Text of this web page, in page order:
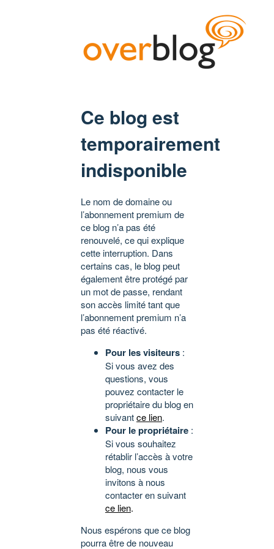
Ce blog est
temporairement
indisponible
Le nom de domaine ou
l’abonnement premium de
ce blog n’a pas été
renouvelé, ce qui explique
cette interruption. Dans
certains cas, le blog peut
également être protégé par
un mot de passe, rendant
son accès limité tant que
l’abonnement premium n’a
pas été réactivé.
Pour les visiteurs :
Si vous avez des
questions, vous
pouvez contacter le
propriétaire du blog en
suivantce lien.
Pour le propriétaire :
Si vous souhaitez
rétablir l’accès à votre
blog, nous vous
invitons à nous
contacter en suivant
ce lien.
Nous espérons que ce blog
pourra être de nouveau